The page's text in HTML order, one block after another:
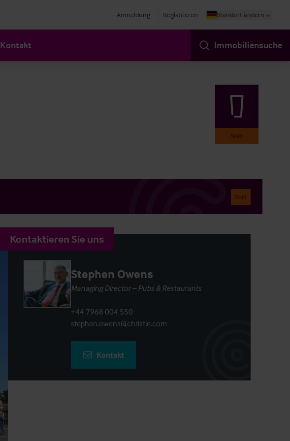
Anmeldung Registrieren Standort ändern
Kontakt Immobiliensuche
Sold
Sold
Kontaktieren Sie uns
Stephen Owens
Managing Director – Pubs & Restaurants
+44 7968 004 550
stephen.owens@christie.com
Kontakt